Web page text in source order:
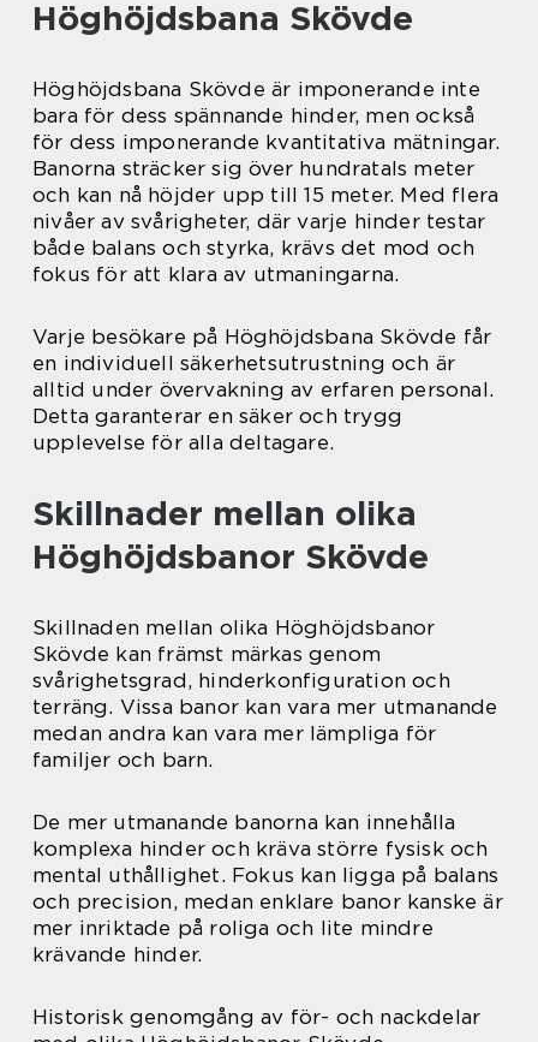
Höghöjdsbana Skövde
Höghöjdsbana Skövde är imponerande inte
bara för dess spännande hinder, men också
för dess imponerande kvantitativa mätningar.
Banorna sträcker sig över hundratals meter
och kan nå höjder upp till 15 meter. Med flera
nivåer av svårigheter, där varje hinder testar
både balans och styrka, krävs det mod och
fokus för att klara av utmaningarna.
Varje besökare på Höghöjdsbana Skövde får
en individuell säkerhetsutrustning och är
alltid under övervakning av erfaren personal.
Detta garanterar en säker och trygg
upplevelse för alla deltagare.
Skillnader mellan olika
Höghöjdsbanor Skövde
Skillnaden mellan olika Höghöjdsbanor
Skövde kan främst märkas genom
svårighetsgrad, hinderkonfiguration och
terräng. Vissa banor kan vara mer utmanande
medan andra kan vara mer lämpliga för
familjer och barn.
De mer utmanande banorna kan innehålla
komplexa hinder och kräva större fysisk och
mental uthållighet. Fokus kan ligga på balans
och precision, medan enklare banor kanske är
mer inriktade på roliga och lite mindre
krävande hinder.
Historisk genomgång av för- och nackdelar